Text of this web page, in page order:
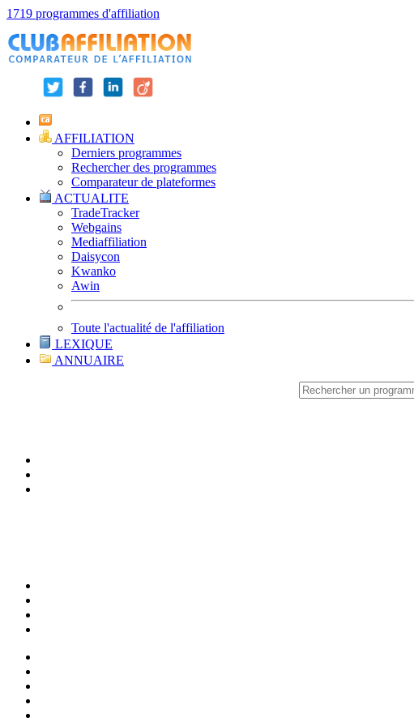
1719 programmes d'affiliation
AFFILIATION
Derniers programmes
Rechercher des programmes
Comparateur de plateformes
ACTUALITE
TradeTracker
Webgains
Mediaffiliation
Daisycon
Kwanko
Awin
Toute l'actualité de l'affiliation
LEXIQUE
ANNUAIRE